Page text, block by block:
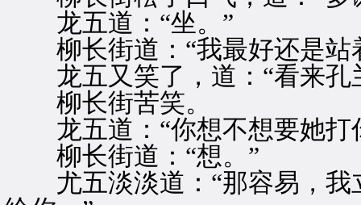
龙五道：“坐。”
柳长街道：“我最好还是站
龙五又笑了，道：“看来孔
柳长街苦笑。
龙五道：“你想不想要她打
柳长街道：“想。”
尤五淡淡道：“那容易，我